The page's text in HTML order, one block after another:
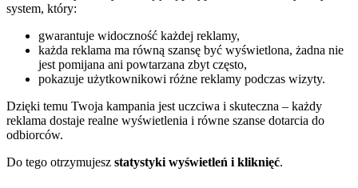
system, który:
gwarantuje widoczność każdej reklamy,
każda reklama ma równą szansę być wyświetlona, żadna nie
jest pomijana ani powtarzana zbyt często,
pokazuje użytkownikowi różne reklamy podczas wizyty.
Dzięki temu Twoja kampania jest uczciwa i skuteczna – każdy
reklama dostaje realne wyświetlenia i równe szanse dotarcia do
odbiorców.
Do tego otrzymujesz statystyki wyświetleń i kliknięć.